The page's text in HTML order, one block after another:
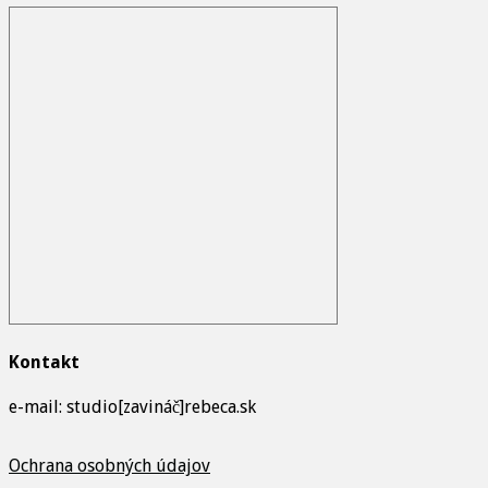
Kontakt
e-mail: studio[zavináč]rebeca.sk
Ochrana osobných údajov